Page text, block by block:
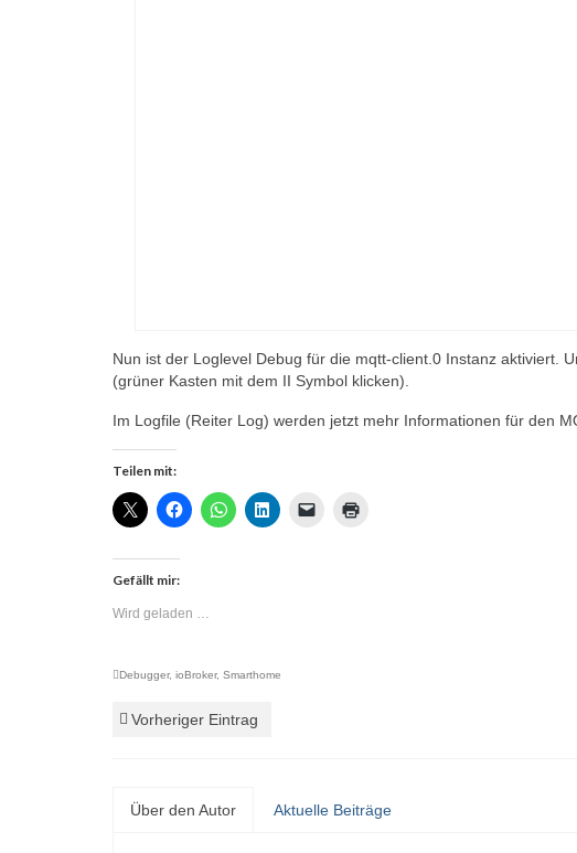
Nun ist der Loglevel Debug für die mqtt-client.0 Instanz aktiviert.
(grüner Kasten mit dem II Symbol klicken).
Im Logfile (Reiter Log) werden jetzt mehr Informationen für den
Teilen mit:
Gefällt mir:
Wird geladen …
Debugger, ioBroker, Smarthome
Vorheriger Eintrag
Über den Autor Aktuelle Beiträge